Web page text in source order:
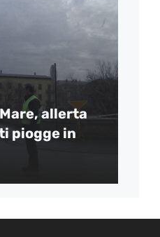
allerta
piogge in